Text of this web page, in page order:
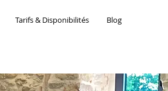
Tarifs & Disponibilités Blog